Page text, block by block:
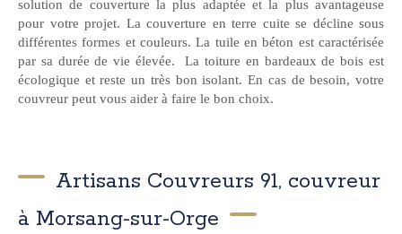
solution de couverture la plus adaptée et la plus avantageuse
pour votre projet. La couverture en terre cuite se décline sous
différentes formes et couleurs. La tuile en béton est caractérisée
par sa durée de vie élevée.La toiture en bardeaux de bois est
écologique et reste un très bon isolant. En cas de besoin, votre
couvreur peut vous aider à faire le bon choix.
Artisans Couvreurs 91, couvreur
à Morsang-sur-Orge